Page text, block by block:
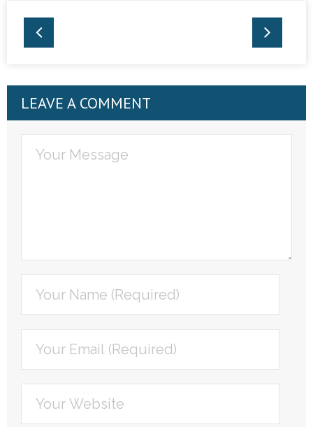
LEAVE A COMMENT